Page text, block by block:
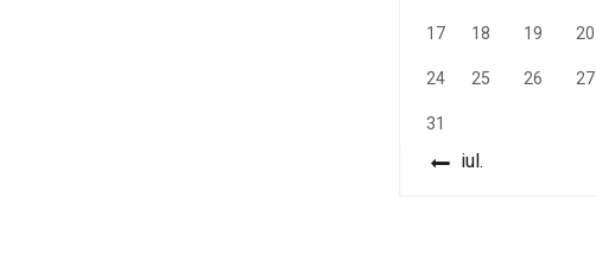
17 18 19 20
24 25 26 27
31
« iul.